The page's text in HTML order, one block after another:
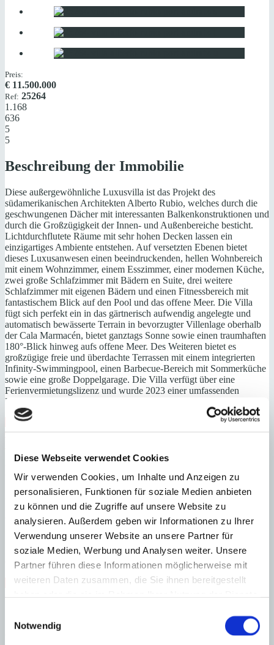
Diese Webseite verwendet Cookies
Wir verwenden Cookies, um Inhalte und Anzeigen zu
personalisieren, Funktionen für soziale Medien anbieten
zu können und die Zugriffe auf unsere Website zu
analysieren. Außerdem geben wir Informationen zu Ihrer
Verwendung unserer Website an unsere Partner für
soziale Medien, Werbung und Analysen weiter. Unsere
Partner führen diese Informationen möglicherweise mit
weiteren Daten zusammen, die Sie ihnen bereitgestellt
Notwendig
Preis:
€ 11.500.000
Ref: 25264
1.168
636
5
5
Beschreibung der Immobilie
Diese außergewöhnliche Luxusvilla ist das Projekt des
südamerikanischen Architekten Alberto Rubio, welches durch die
geschwungenen Dächer mit interessanten Balkenkonstruktionen und
durch die Großzügigkeit der Innen- und Außenbereiche besticht.
Lichtdurchflutete Räume mit sehr hohen Decken lassen ein
einzigartiges Ambiente entstehen. Auf versetzten Ebenen bietet
dieses Luxusanwesen einen beeindruckenden, hellen Wohnbereich
mit einem Wohnzimmer, einem Esszimmer, einer modernen Küche,
zwei große Schlafzimmer mit Bädern en Suite, drei weitere
Schlafzimmer mit eigenen Bädern und einen Fitnessbereich mit
fantastischem Blick auf den Pool und das offene Meer. Die Villa
fügt sich perfekt ein in das gärtnerisch aufwendig angelegte und
automatisch bewässerte Terrain in bevorzugter Villenlage oberhalb
der Cala Marmacén, bietet ganztags Sonne sowie einen traumhaften
180°-Blick hinweg aufs offene Meer. Des Weiteren bietet es
großzügige freie und überdachte Terrassen mit einem integrierten
Infinity-Swimmingpool, einen Barbecue-Bereich mit Sommerküche
sowie eine große Doppelgarage. Die Villa verfügt über eine
Ferienvermietungslizenz und wurde 2023 einer umfassenden
Renovierung unterzogen.
Abstellraum
Nähe
Golfplatz
renoviert Sporteinrichtungen
Swimmingpool
Energieeffizienz
Steuern beim Immobilienkauf auf Mallorca!
0034971671250